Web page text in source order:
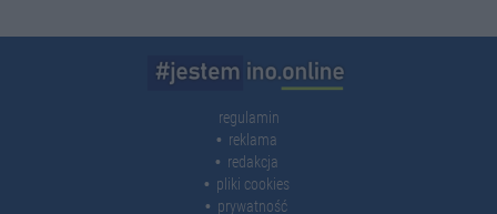
regulamin
reklama
redakcja
pliki cookies
prywatność